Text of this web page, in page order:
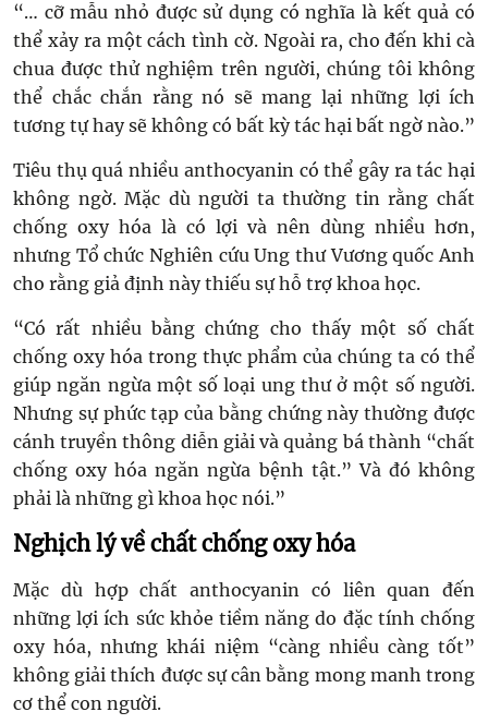
“… cỡ mẫu nhỏ được sử dụng có nghĩa là kết quả có
thể xảy ra một cách tình cờ. Ngoài ra, cho đến khi cà
chua được thử nghiệm trên người, chúng tôi không
thể chắc chắn rằng nó sẽ mang lại những lợi ích
tương tự hay sẽ không có bất kỳ tác hại bất ngờ nào.”
Tiêu thụ quá nhiều anthocyanin có thể gây ra tác hại
không ngờ. Mặc dù người ta thường tin rằng chất
chống oxy hóa là có lợi và nên dùng nhiều hơn,
nhưng Tổ chức Nghiên cứu Ung thư Vương quốc Anh
cho rằng giả định này thiếu sự hỗ trợ khoa học.
“Có rất nhiều bằng chứng cho thấy một số chất
chống oxy hóa trong thực phẩm của chúng ta có thể
giúp ngăn ngừa một số loại ung thư ở một số người.
Nhưng sự phức tạp của bằng chứng này thường được
cánh truyền thông diễn giải và quảng bá thành “chất
chống oxy hóa ngăn ngừa bệnh tật.” Và đó không
phải là những gì khoa học nói.”
Nghịch lý về chất chống oxy hóa
Mặc dù hợp chất anthocyanin có liên quan đến
những lợi ích sức khỏe tiềm năng do đặc tính chống
oxy hóa, nhưng khái niệm “càng nhiều càng tốt”
không giải thích được sự cân bằng mong manh trong
cơ thể con người.